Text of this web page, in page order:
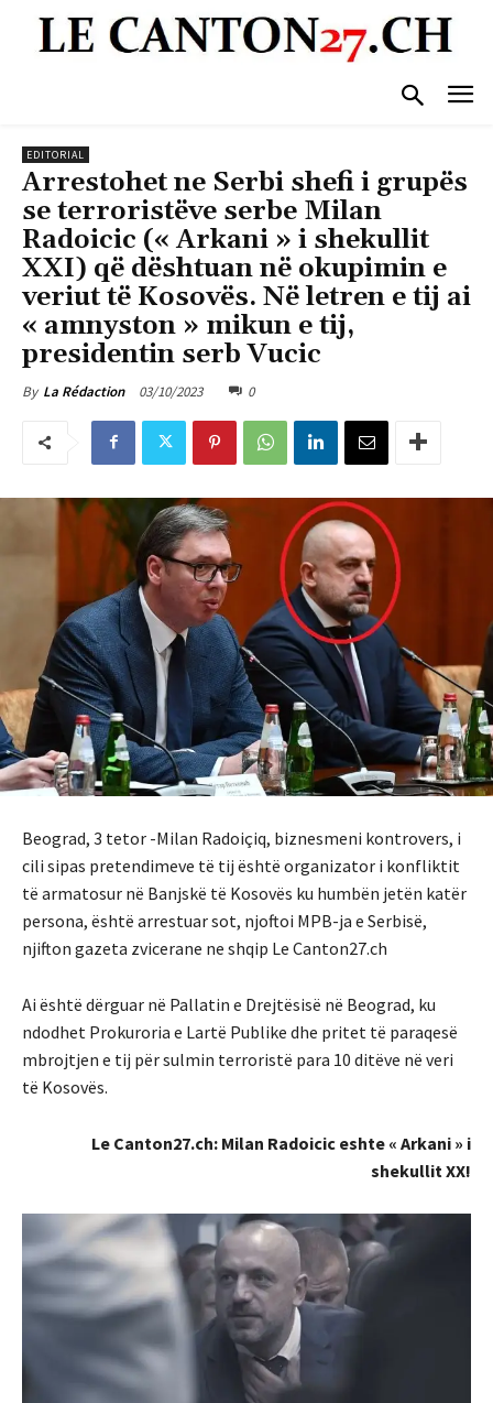
EDITORIAL
Arrestohet ne Serbi shefi i grupës
se terroristëve serbe Milan
Radoicic (« Arkani » i shekullit
XXI) që dështuan në okupimin e
veriut të Kosovës. Në letren e tij ai
« amnyston » mikun e tij,
presidentin serb Vucic
By La Rédaction 03/10/2023 0
Beograd, 3 tetor -Milan Radoiçiq, biznesmeni kontrovers, i
cili sipas pretendimeve të tij është organizator i konfliktit
të armatosur në Banjskë të Kosovës ku humbën jetën katër
persona, është arrestuar sot, njoftoi MPB-ja e Serbisë,
njifton gazeta zvicerane ne shqip Le Canton27.ch
Ai është dërguar në Pallatin e Drejtësisë në Beograd, ku
ndodhet Prokuroria e Lartë Publike dhe pritet të paraqesë
mbrojtjen e tij për sulmin terroristë para 10 ditëve në veri
të Kosovës.
Le Canton27.ch: Milan Radoicic eshte « Arkani » i
shekullit XX!